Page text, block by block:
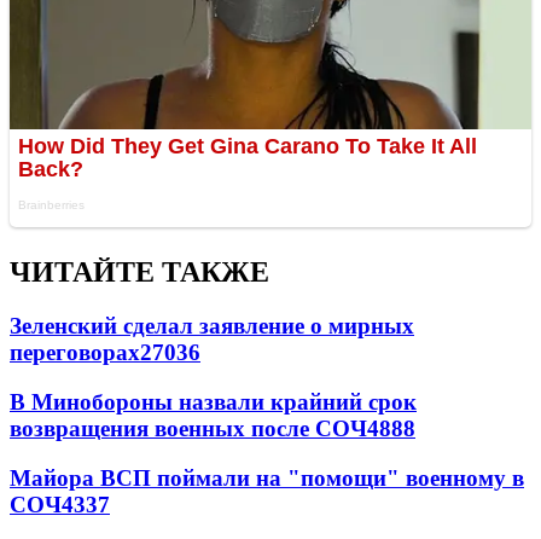
ЧИТАЙТЕ ТАКЖЕ
Зеленский сделал заявление о мирных
переговорах27036
В Минобороны назвали крайний срок
возвращения военных после СОЧ4888
Майора ВСП поймали на "помощи" военному в
СОЧ4337